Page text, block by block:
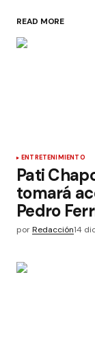
READ MORE
ENTRETENIMIENTO
Pati
tomará
Pedro
porRedacción14